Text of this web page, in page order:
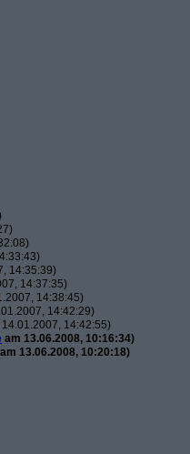
14:35:39)
14:37:35)
14:38:45)
14:42:29)
14:42:55)
am 13.06.2008, 10:16:34)
am 13.06.2008, 10:20:18)